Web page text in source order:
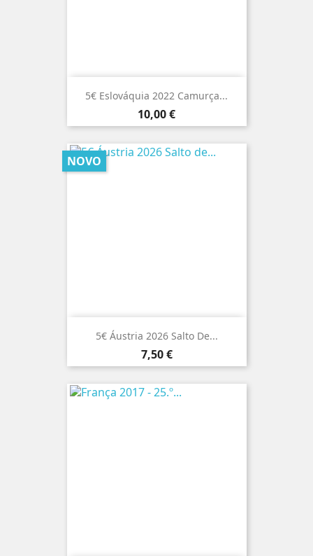
5€ Eslováquia 2022 Camurça...
Preço
10,00 €
5€ Áustria 2026 Salto De...
Preço
7,50 €
NOVO